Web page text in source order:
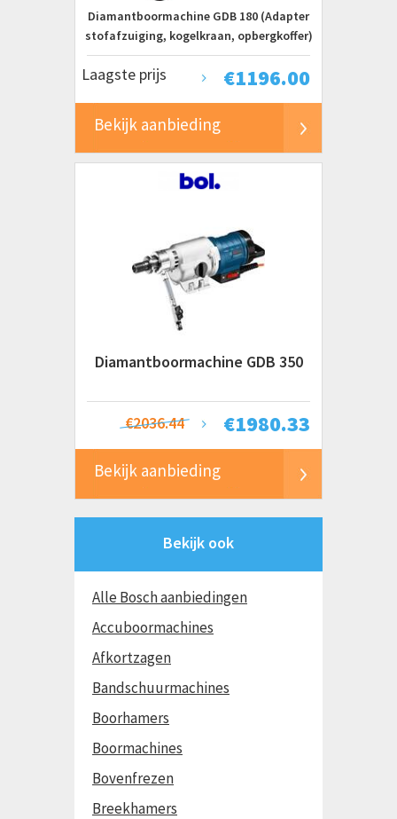
Diamantboormachine GDB 180 (Adapter
stofafzuiging, kogelkraan, opbergkoffer)
€1196.00
Laagste prijs
Bekijk aanbieding
Diamantboormachine GDB 350
€1980.33
€2036.44
Bekijk aanbieding
Bekijk ook
Alle Bosch aanbiedingen
Accuboormachines
Afkortzagen
Bandschuurmachines
Boorhamers
Boormachines
Bovenfrezen
Breekhamers